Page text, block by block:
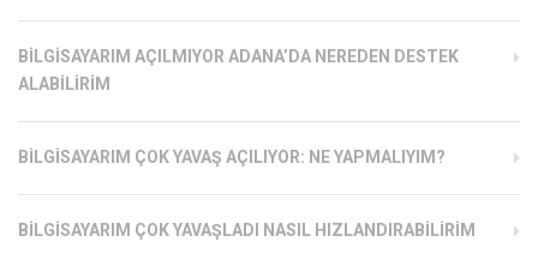
BILGISAYARIM AÇILMIYOR ADANA’DA NEREDEN DESTEK
ALABILIRIM
BILGISAYARIM ÇOK YAVAŞ AÇILIYOR: NE YAPMALIYIM?
BILGISAYARIM ÇOK YAVAŞLADI NASIL HIZLANDIRABILIRIM